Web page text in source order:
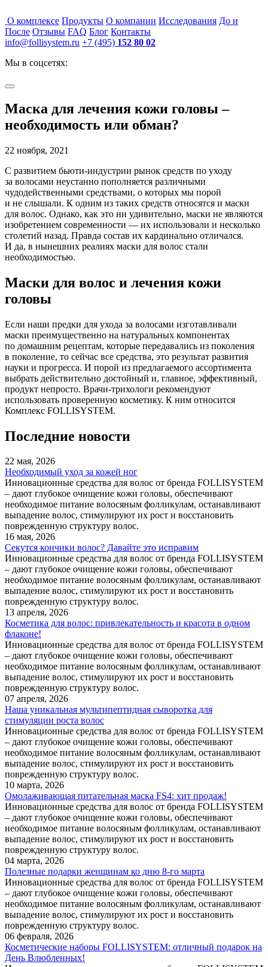
О комплексе Продукты О компании Исследования До и
После Отзывы FAQ Блог Контакты
info@follisystem.ru +7 (495) 152 80 02
Мы в соцсетях:
Маска для лечения кожи головы –
необходимость или обман?
22 ноября, 2021
С развитием бьюти-индустрии рынок средств по уходу
за волосами неустанно пополняется различными
чудодейственными средствами, о которых мы порой
и не слышали. К одним из таких средств относятся и маски
для волос. Однако, как это ни удивительно, маски не являются
изобретением современности — их использовали и несколько
столетий назад. Правда состав их кардинально отличался.
И да, в нынешних реалиях маски для волос стали
необходимостью.
Маски для волос и лечения кожи
головы
Если наши предки для ухода за волосами изготавливали
маски преимущественно на натуральных компонентах
по домашним рецептам, которые передавались из поколения
в поколение, то сейчас все средства, это результат развития
науки и прогресса. И порой из предлагаемого ассортимента
выбрать действительно достойный и, главное, эффективный,
продукт непросто. Врачи-трихологи рекомендуют
использовать проверенную косметику. К ним относится
Комплекс FOLLISYSTEM.
Последние новости
22 мая, 2026
Необходимый уход за кожей ног
Инновационные средства для волос от бренда FOLLISYSTEM
– дают глубокое очищение кожи головы, обеспечивают
необходимое питание волосяным фолликулам, останавливают
выпадение волос, стимулируют их рост и восстановить
поврежденную структуру волос.
16 мая, 2026
Секутся кончики волос? Давайте это исправим
Инновационные средства для волос от бренда FOLLISYSTEM
– дают глубокое очищение кожи головы, обеспечивают
необходимое питание волосяным фолликулам, останавливают
выпадение волос, стимулируют их рост и восстановить
поврежденную структуру волос.
13 апреля, 2026
Косметика для волос: привлекательность и красота в одном
флаконе!
Инновационные средства для волос от бренда FOLLISYSTEM
– дают глубокое очищение кожи головы, обеспечивают
необходимое питание волосяным фолликулам, останавливают
выпадение волос, стимулируют их рост и восстановить
поврежденную структуру волос.
07 апреля, 2026
Наша уникальная мультипептидная сыворотка для
стимуляции роста волос
Инновационные средства для волос от бренда FOLLISYSTEM
– дают глубокое очищение кожи головы, обеспечивают
необходимое питание волосяным фолликулам, останавливают
выпадение волос, стимулируют их рост и восстановить
поврежденную структуру волос.
10 марта, 2026
Омолаживающая питательная маска FS4: хит продаж!
Инновационные средства для волос от бренда FOLLISYSTEM
– дают глубокое очищение кожи головы, обеспечивают
необходимое питание волосяным фолликулам, останавливают
выпадение волос, стимулируют их рост и восстановить
поврежденную структуру волос.
04 марта, 2026
Полезные подарки женщинам ко дню 8-го марта
Инновационные средства для волос от бренда FOLLISYSTEM
– дают глубокое очищение кожи головы, обеспечивают
необходимое питание волосяным фолликулам, останавливают
выпадение волос, стимулируют их рост и восстановить
поврежденную структуру волос.
06 февраля, 2026
Косметические наборы FOLLISYSTEM: отличный подарок на
День Влюбленных!